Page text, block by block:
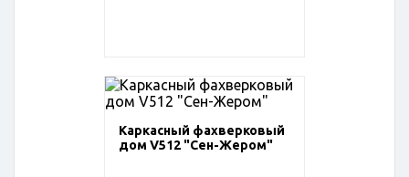
Каркасный фахверковый
дом V512 "Сен-Жером"